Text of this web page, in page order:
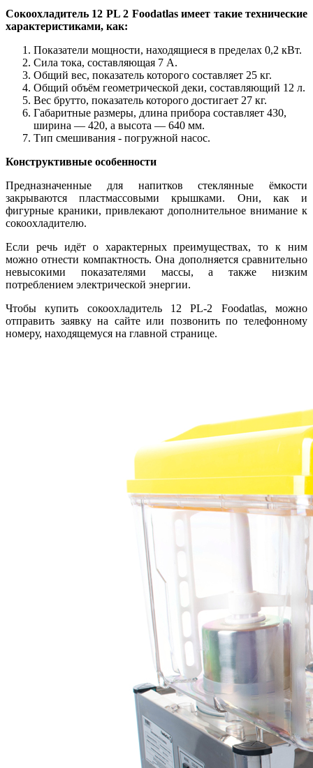
Сокоохладитель 12 PL 2 Foodatlas имеет такие технические
характеристиками, как:
Показатели мощности, находящиеся в пределах 0,2 кВт.
Сила тока, составляющая 7 А.
Общий вес, показатель которого составляет 25 кг.
Общий объём геометрической деки, составляющий 12 л.
Вес брутто, показатель которого достигает 27 кг.
Габаритные размеры, длина прибора составляет 430,
ширина — 420, а высота — 640 мм.
Тип смешивания - погружной насос.
Конструктивные особенности
Предназначенные для напитков стеклянные ёмкости
закрываются пластмассовыми крышками. Они, как и
фигурные краники, привлекают дополнительное внимание к
сокоохладителю.
Если речь идёт о характерных преимуществах, то к ним
можно отнести компактность. Она дополняется сравнительно
невысокими показателями массы, а также низким
потреблением электрической энергии.
Чтобы купить сокоохладитель 12 PL-2 Foodatlas, можно
отправить заявку на сайте или позвонить по телефонному
номеру, находящемуся на главной странице.